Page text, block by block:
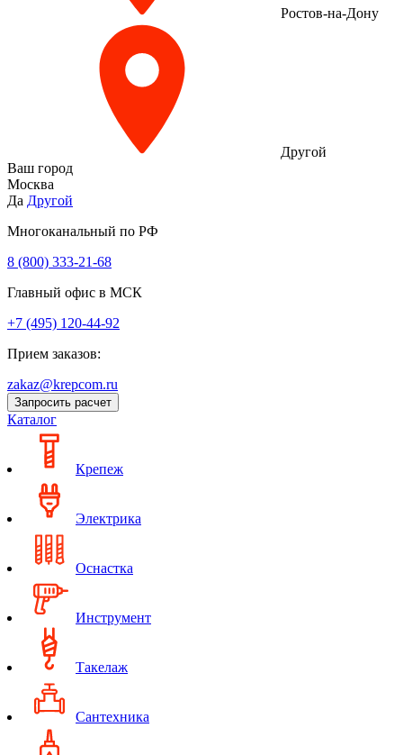
Ростов-на-Дону
Другой
Ваш город
Москва
Да Другой
Многоканальный по РФ
8 (800) 333‑21-68
Главный офис в МСК
+7 (495) 120-44-92
Прием заказов:
zakaz@krepcom.ru
Запросить расчет
Каталог
Крепеж
Электрика
Оснастка
Инструмент
Такелаж
Сантехника